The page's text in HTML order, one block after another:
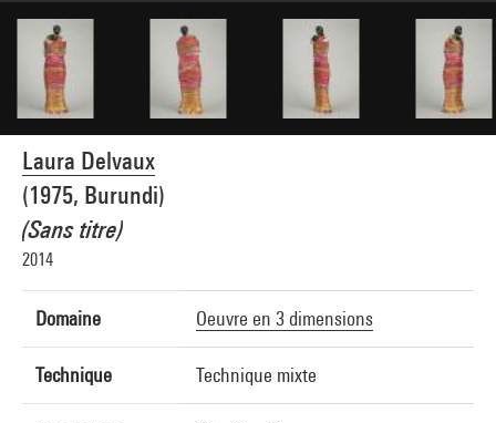
Laura Delvaux
(1975, Burundi)
(Sans titre)
2014
Domaine Oeuvre en 3 dimensions
Technique Technique mixte
Crédit photographique : Centre Pompidou, MNAM-CCI/Bertrand Prévost/Dist.
GrandPalaisRmn
Réf. image : 4Y07717
Diffusion image :
GrandPalaisRmnPhoto